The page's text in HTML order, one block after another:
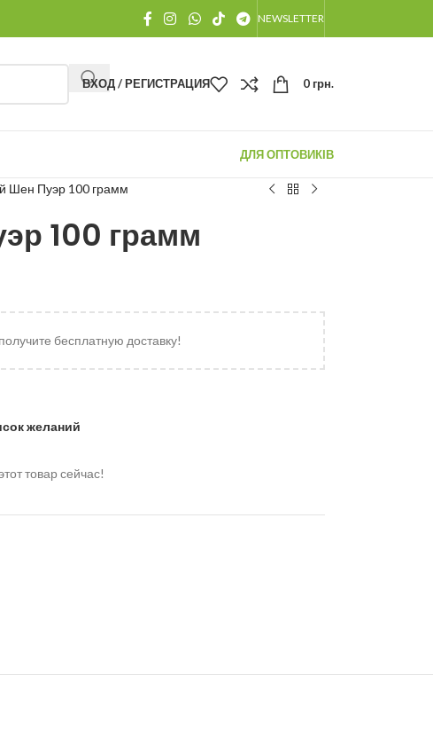
NEWSLETTER
ВХОД / РЕГИСТРАЦИЯ 0 грн.
ДЛЯ ОПТОВИКІВ
Шен Пуэр 100 грамм
100 грамм
бесплатную доставку!
желаний
товар сейчас!